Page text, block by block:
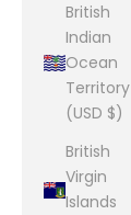
British
Indian
Ocean
Territory
(USD $)
British
Virgin
Islands